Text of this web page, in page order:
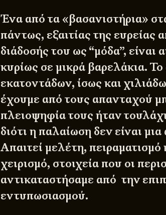
Ένα από τα «βασανιστήρια»
πάντως, εξαιτίας της ευρείας
διάδοσής του ως “μόδα”, είναι
κυρίως σε μικρά βαρελάκια.
εκατοντάδων, ίσως και
έχουμε από τους απανταχού
πλειοψηφία τους ήταν
διότι η παλαίωση δεν είναι
Απαιτεί μελέτη, πειραματισμό
χειρισμό, στοιχεία που οι
αντικαταστήσαμε από την
εντυπωσιασμού.